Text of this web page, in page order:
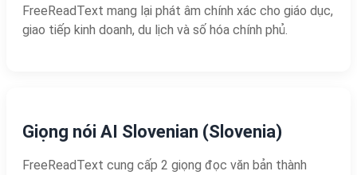
FreeReadText mang lại phát âm chính xác cho giáo dục,
giao tiếp kinh doanh, du lịch và số hóa chính phủ.
Giọng nói AI Slovenian (Slovenia)
FreeReadText cung cấp 2 giọng đọc văn bản thành